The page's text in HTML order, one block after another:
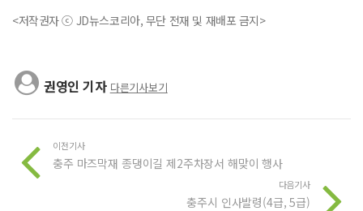
<저작권자 ⓒ JD뉴스코리아, 무단 전재 및 재배포 금지>
권영인 기자 다른기사보기
이전기사
충주 마즈막재 종댕이길 제2주차장서 해맞이 행사
다음기사
충주시 인사발령(4급, 5급)